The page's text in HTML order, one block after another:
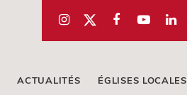
ACTUALITÉS ÉGLISES LOCALES